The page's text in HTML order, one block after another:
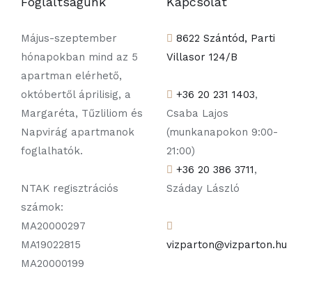
Május-szeptember
hónapokban mind az 5
apartman elérhető,
októbertől áprilisig, a
Margaréta, Tűzliliom és
Napvirág apartmanok
foglalhatók.
NTAK regisztrációs
számok:
MA20000297
MA19022815
MA20000199
8622 Szántód, Parti
Villasor 124/B
+36 20 231 1403,
Csaba Lajos
(munkanapokon 9:00-
21:00)
+36 20 386 3711,
Száday László
vizparton@vizparton.hu